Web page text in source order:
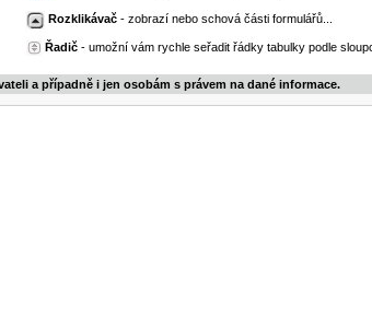
Rozklikávač - zobrazí nebo schová části formulářů...
Řadič - umožní vám rychle seřadit řádky tabulky podle
a případně i jen osobám s právem na dané informace.